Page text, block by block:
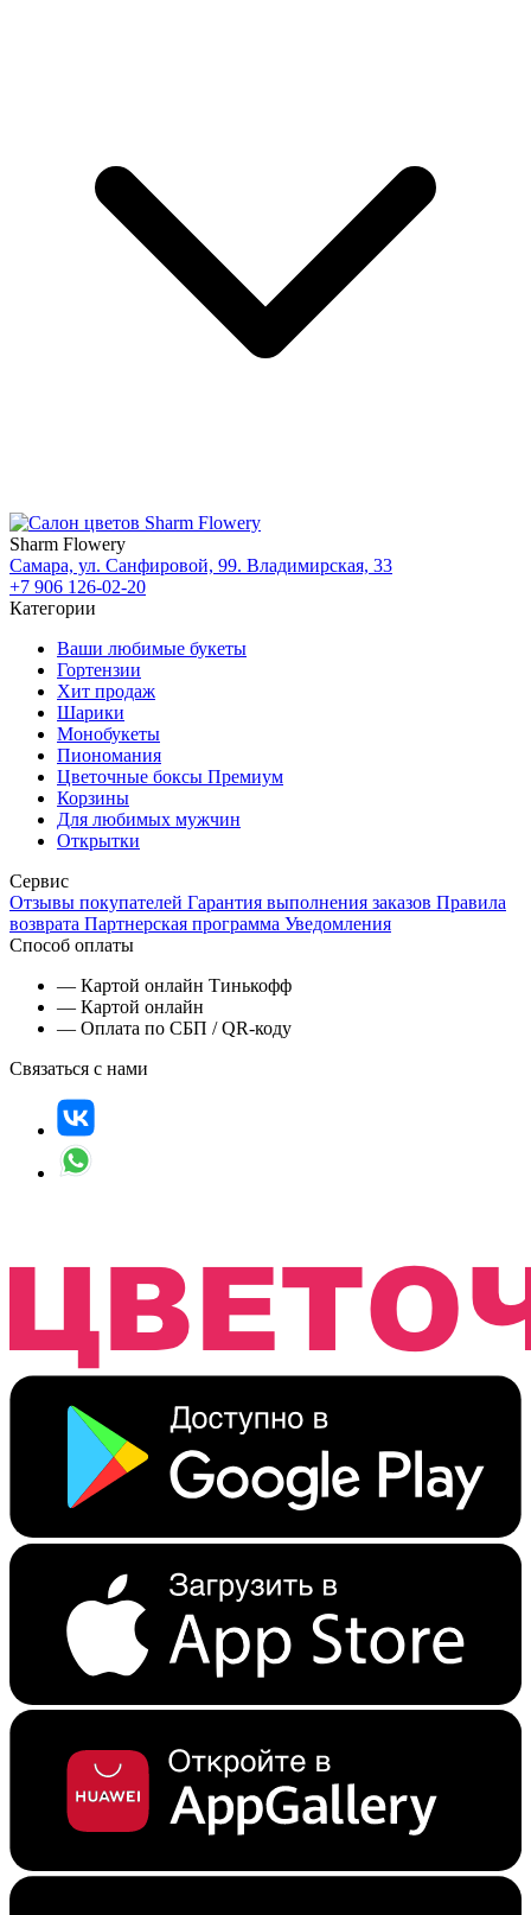
Sharm Flowery
Самара, ул. Санфировой, 99. Владимирская, 33
+7 906 126-02-20
Категории
Ваши любимые букеты
Гортензии
Хит продаж
Шарики
Монобукеты
Пиономания
Цветочные боксы Премиум
Корзины
Для любимых мужчин
Открытки
Сервис
Отзывы покупателей Гарантия выполнения заказов Правила
возврата Партнерская программа Уведомления
Способ оплаты
— Картой онлайн Тинькофф
— Картой онлайн
— Оплата по СБП / QR-коду
Связаться с нами